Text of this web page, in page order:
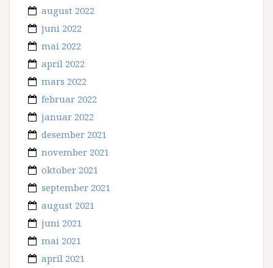
august 2022
juni 2022
mai 2022
april 2022
mars 2022
februar 2022
januar 2022
desember 2021
november 2021
oktober 2021
september 2021
august 2021
juni 2021
mai 2021
april 2021